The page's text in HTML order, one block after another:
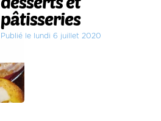
pâtisseries
Publié le lundi 6 juillet 2020